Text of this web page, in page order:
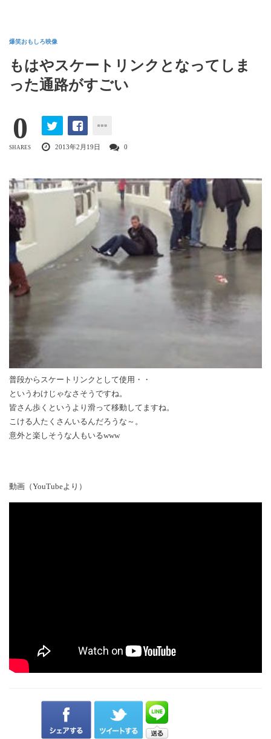
爆笑おもしろ映像
もはやスケートリンクとなってしま
った通路がすごい
0
SHARES 2013年2月19日 0
普段からスケートリンクとして使用・・
というわけじゃなさそうですね。
皆さん歩くというより滑って移動してますね。
こける人たくさんいるんだろうな～。
意外と楽しそうな人もいるwww
動画（YouTubeより）